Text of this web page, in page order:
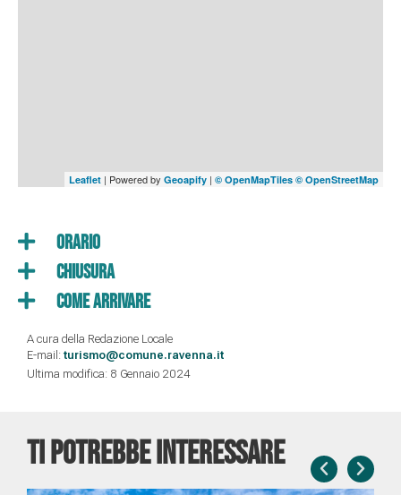
Leaflet | Powered by Geoapify | © OpenMapTiles © OpenStreetMap
Orario
Chiusura
Come Arrivare
A cura della Redazione Locale
E-mail: turismo@comune.ravenna.it
Ultima modifica: 8 Gennaio 2024
TI POTREBBE INTERESSARE